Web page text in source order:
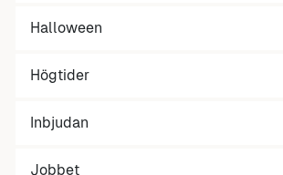
Halloween
Högtider
Inbjudan
Jobbet